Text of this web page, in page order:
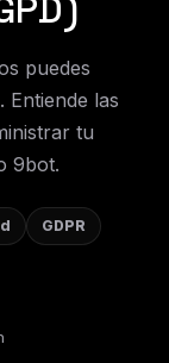
puedes
Entiende las
tu
9bot.
GDPR